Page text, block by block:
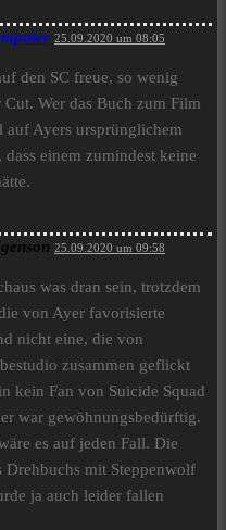
25.09.2020 um 08:05
den SC freue, so wenig
Wer das Buch zum Film
auf Ayers ursprünglichem
einem zumindest keine
25.09.2020 um 09:58
was dran sein, trotzdem
von Ayer favorisierte
nicht eine, die von
zusammen geflickt
kein Fan von Suicide Squad
war gewöhnungsbedürftig.
es auf jeden Fall. Die
Drehbuchs mit Steppenwolf
ja auch leider fallen